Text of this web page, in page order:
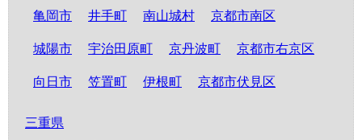
亀岡市 井手町 南山城村 京都市南区
城陽市 宇治田原町 京丹波町 京都市右京区
向日市 笠置町 伊根町 京都市伏見区
三重県